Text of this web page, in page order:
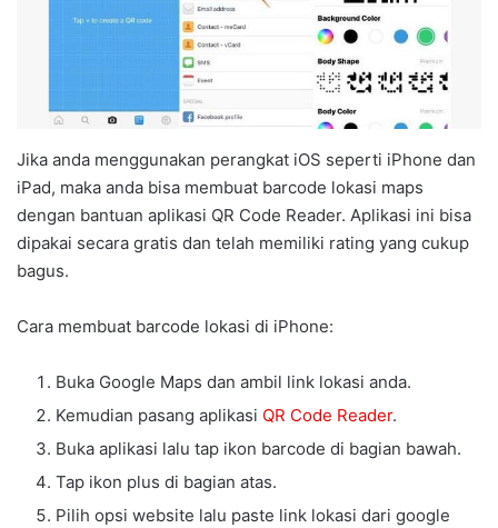
Jika anda menggunakan perangkat iOS seperti iPhone dan
iPad, maka anda bisa membuat barcode lokasi maps
dengan bantuan aplikasi QR Code Reader. Aplikasi ini bisa
dipakai secara gratis dan telah memiliki rating yang cukup
bagus.
Cara membuat barcode lokasi di iPhone:
Buka Google Maps dan ambil link lokasi anda.
Kemudian pasang aplikasi QR Code Reader.
Buka aplikasi lalu tap ikon barcode di bagian bawah.
Tap ikon plus di bagian atas.
Pilih opsi website lalu paste link lokasi dari google